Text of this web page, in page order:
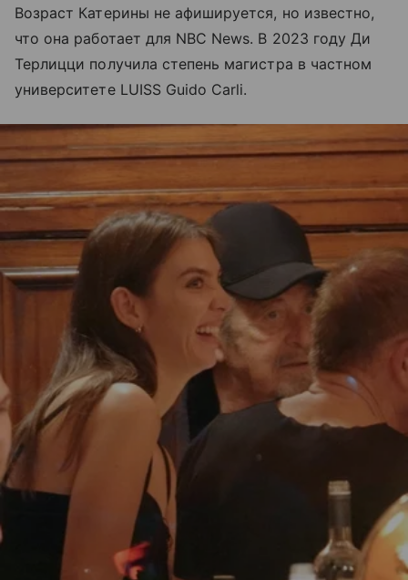
Возраст Катерины не афишируется, но известно,
что она работает для NBC News. В 2023 году Ди
Терлицци получила степень магистра в частном
университете LUISS Guido Carli.